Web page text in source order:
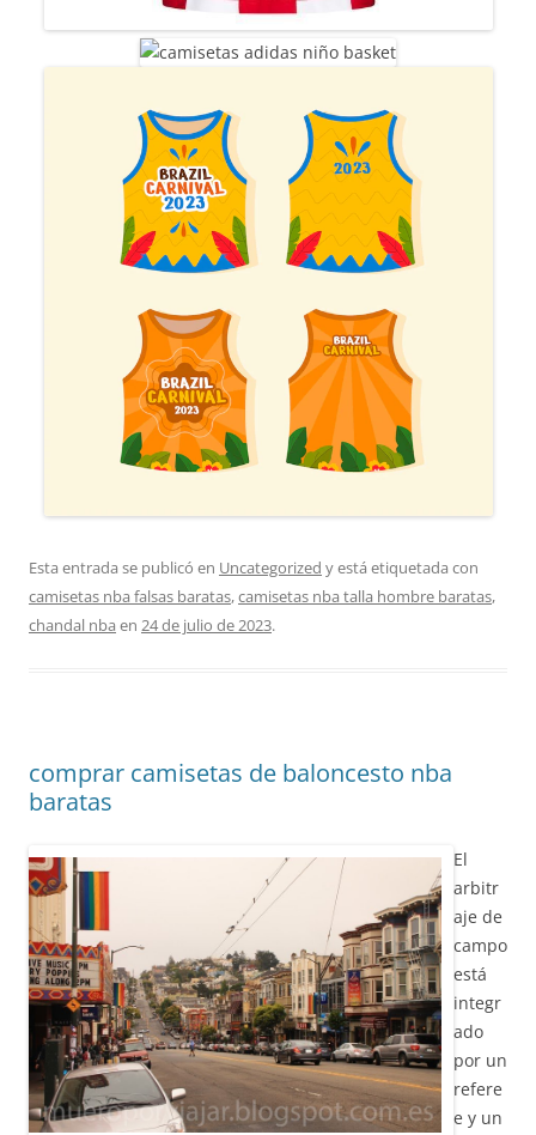
Esta entrada se publicó en Uncategorized y está etiquetada con
camisetas nba falsas baratas,camisetas nba talla hombre baratas,
chandal nba en 24 de julio de 2023.
comprar camisetas de baloncesto nba
baratas
El
arbitr
aje de
campo
está
integr
ado
por un
refere
e y un